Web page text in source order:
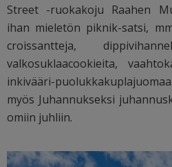
Street -ruokakoju Raahen
ihan mieletön piknik-satsi,
croissantteja,
valkosuklaacookieita,
inkivääri-
myös Juhannukseksi
omiin juhliin.